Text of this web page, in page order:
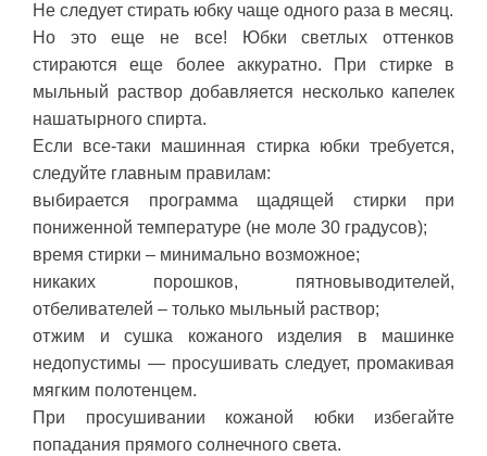
Не следует стирать юбку чаще одного раза в месяц.
Но это еще не все! Юбки светлых оттенков
стираются еще более аккуратно. При стирке в
мыльный раствор добавляется несколько капелек
нашатырного спирта.
Если все-таки машинная стирка юбки требуется,
следуйте главным правилам:
выбирается программа щадящей стирки при
пониженной температуре (не моле 30 градусов);
время стирки – минимально возможное;
никаких порошков, пятновыводителей,
отбеливателей – только мыльный раствор;
отжим и сушка кожаного изделия в машинке
недопустимы — просушивать следует, промакивая
мягким полотенцем.
При просушивании кожаной юбки избегайте
попадания прямого солнечного света.